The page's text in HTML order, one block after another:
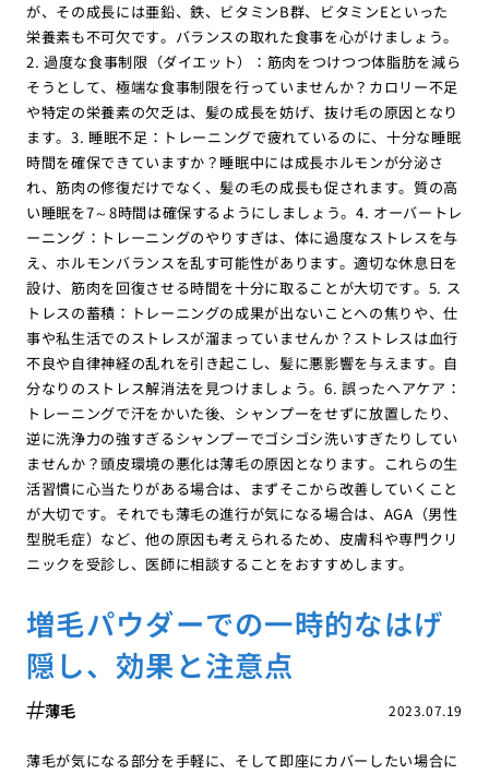
が、その成長には亜鉛、鉄、ビタミンB群、ビタミンEといった
栄養素も不可欠です。バランスの取れた食事を心がけましょう。
2. 過度な食事制限（ダイエット）：筋肉をつけつつ体脂肪を減ら
そうとして、極端な食事制限を行っていませんか？カロリー不足
や特定の栄養素の欠乏は、髪の成長を妨げ、抜け毛の原因となり
ます。3. 睡眠不足：トレーニングで疲れているのに、十分な睡眠
時間を確保できていますか？睡眠中には成長ホルモンが分泌さ
れ、筋肉の修復だけでなく、髪の毛の成長も促されます。質の高
い睡眠を7～8時間は確保するようにしましょう。4. オーバートレ
ーニング：トレーニングのやりすぎは、体に過度なストレスを与
え、ホルモンバランスを乱す可能性があります。適切な休息日を
設け、筋肉を回復させる時間を十分に取ることが大切です。5. ス
トレスの蓄積：トレーニングの成果が出ないことへの焦りや、仕
事や私生活でのストレスが溜まっていませんか？ストレスは血行
不良や自律神経の乱れを引き起こし、髪に悪影響を与えます。自
分なりのストレス解消法を見つけましょう。6. 誤ったヘアケア：
トレーニングで汗をかいた後、シャンプーをせずに放置したり、
逆に洗浄力の強すぎるシャンプーでゴシゴシ洗いすぎたりしてい
ませんか？頭皮環境の悪化は薄毛の原因となります。これらの生
活習慣に心当たりがある場合は、まずそこから改善していくこと
が大切です。それでも薄毛の進行が気になる場合は、AGA（男性
型脱毛症）など、他の原因も考えられるため、皮膚科や専門クリ
ニックを受診し、医師に相談することをおすすめします。
増毛パウダーでの一時的なはげ
隠し、効果と注意点
2023.07.19
薄毛
薄毛が気になる部分を手軽に、そして即座にカバーしたい場合に